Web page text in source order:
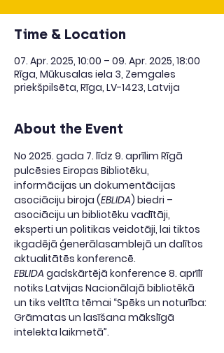
Time & Location
07. Apr. 2025, 10:00 – 09. Apr. 2025, 18:00
Rīga, Mūkusalas iela 3, Zemgales
priekšpilsēta, Rīga, LV-1423, Latvija
About the Event
No 2025. gada 7. līdz 9. aprīlim Rīgā
pulcēsies Eiropas Bibliotēku,
informācijas un dokumentācijas
asociāciju biroja (EBLIDA) biedri –
asociāciju un bibliotēku vadītāji,
eksperti un politikas veidotāji, lai tiktos
ikgadējā ģenerālasamblejā un dalītos
aktualitātēs konferencē.
EBLIDA gadskārtējā konference 8. aprīlī
notiks Latvijas Nacionālajā bibliotēkā
un tiks veltīta tēmai “Spēks un noturība:
Grāmatas un lasīšana mākslīgā
intelekta laikmetā”.